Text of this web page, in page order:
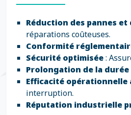
Réduction des pannes
réparations coûteuses.
Conformité
Sécurité optimisée:
Prolongation de la
Efficacité opérationnelle
interruption.
Réputation industrielle